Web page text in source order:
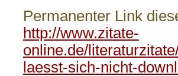
Permanenter Link
http://www.zitate-
online.de/
laesst-sich-nicht-